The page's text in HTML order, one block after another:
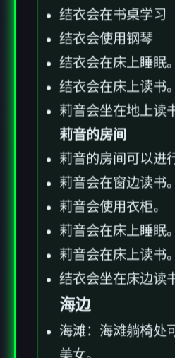
结衣会在书桌学习
结衣会使用钢琴
结衣会在床上睡眠。
结衣会在床上读书。
莉音会坐在地上读
莉音的房间
莉音的房间可以进
莉音会在窗边读书。
莉音会使用衣柜。
莉音会在床上睡眠。
莉音会在床上读书。
结衣会坐在床边读
海边
海滩：海滩躺椅处